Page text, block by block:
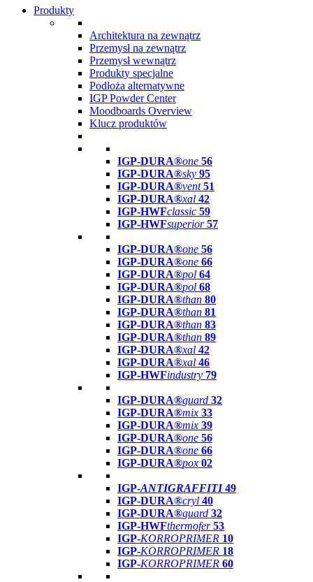
Produkty
Architektura na zewnątrz
Przemysł na zewnątrz
Przemysł wewnątrz
Produkty specjalne
Podłoża alternatywne
IGP Powder Center
Moodboards Overview
Klucz produktów
IGP-DURA®one 56
IGP-DURA®sky 95
IGP-DURA®vent 51
IGP-DURA®xal 42
IGP-HWFclassic 59
IGP-HWFsuperior 57
IGP-DURA®one 56
IGP-DURA®one 66
IGP-DURA®pol 64
IGP-DURA®pol 68
IGP-DURA®than 80
IGP-DURA®than 81
IGP-DURA®than 83
IGP-DURA®than 89
IGP-DURA®xal 42
IGP-DURA®xal 46
IGP-HWFindustry 79
IGP-DURA®guard 32
IGP-DURA®mix 33
IGP-DURA®mix 39
IGP-DURA®one 56
IGP-DURA®one 66
IGP-DURA®pox 02
IGP-ANTIGRAFFITI49
IGP-DURA®cryl 40
IGP-DURA®guard 32
IGP-HWFthermofer 53
IGP-KORROPRIMER 10
IGP-KORROPRIMER 18
IGP-KORROPRIMER 60